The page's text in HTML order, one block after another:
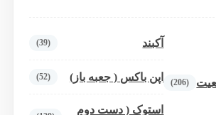
(206)
آکبند (39)
اپن باکس ( جعبه باز) (52)
استوک ( دست دوم